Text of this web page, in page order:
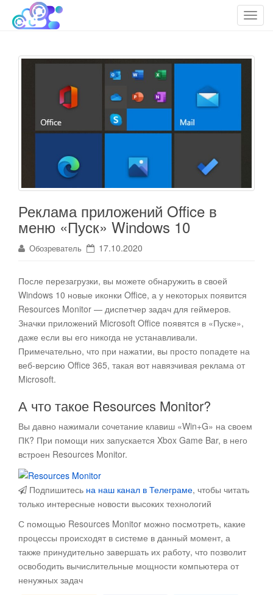
T
g
t
Облако технологий
cloudteh.ru
Реклама приложений Office в
меню «Пуск» Windows 10
Обозреватель 17.10.2020
После перезагрузки, вы можете обнаружить в своей
Windows 10 новые иконки Office, а у некоторых появится
Resources Monitor — диспетчер задач для геймеров.
Значки приложений Microsoft Office появятся в «Пуске»,
даже если вы его никогда не устанавливали.
Примечательно, что при нажатии, вы просто попадете на
веб-версию Office 365, такая вот навязчивая реклама от
Microsoft.
А что такое Resources Monitor?
Вы давно нажимали сочетание клавиш «Win+G» на своем
ПК? При помощи них запускается Xbox Game Bar, в него
встроен Resources Monitor.
Подпишитесь на наш канал в Телеграме, чтобы читать
только интересные новости высоких технологий
С помощью Resources Monitor можно посмотреть, какие
процессы происходят в системе в данный момент, а
также принудительно завершать их работу, что позволит
освободить вычислительные мощности компьютера от
ненужных задач